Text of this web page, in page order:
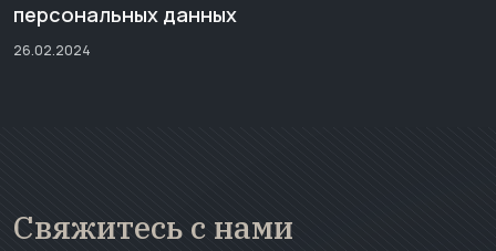
персональных данных
26.02.2024
Свяжитесь с нами